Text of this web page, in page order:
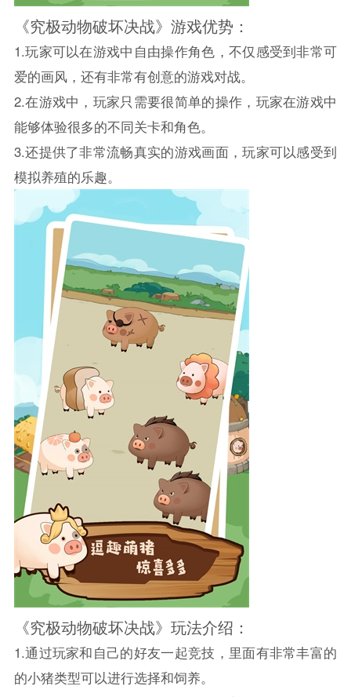
《究极动物破坏决战》游戏优势：
1.玩家可以在游戏中自由操作角色，不仅感受到非常可
爱的画风，还有非常有创意的游戏对战。
2.在游戏中，玩家只需要很简单的操作，玩家在游戏中
能够体验很多的不同关卡和角色。
3.还提供了非常流畅真实的游戏画面，玩家可以感受到
模拟养殖的乐趣。
《究极动物破坏决战》玩法介绍：
1.通过玩家和自己的好友一起竞技，里面有非常丰富的
的小猪类型可以进行选择和饲养。